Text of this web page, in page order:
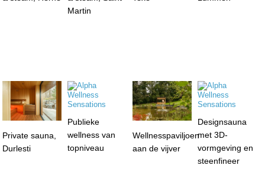
Martin
Private sauna,
Durlesti
Publieke
wellness van
topniveau
Wellnesspaviljoen
aan de vijver
Designsauna
met 3D-
vormgeving en
steenfineer